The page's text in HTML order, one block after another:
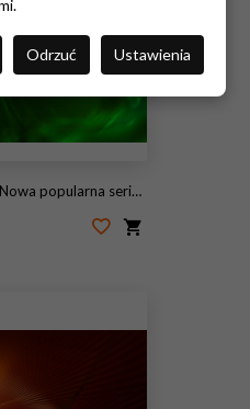
seria. Nice Design
Odrzuć Ustawienia